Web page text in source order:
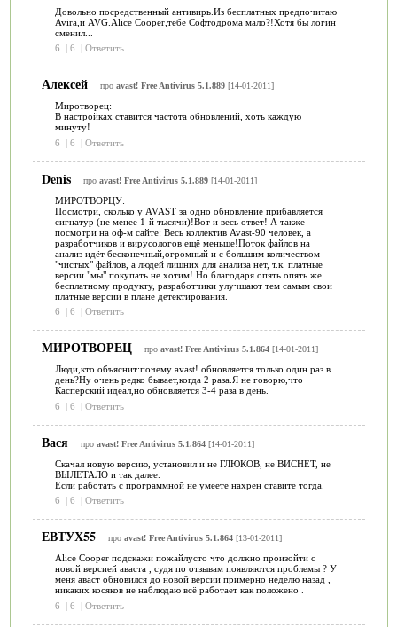
Довольно посредственный антивирь.Из бесплатных предпочитаю
Avira,и AVG.Alice Cooper,тебе Софтодрома мало?!Хотя бы логин
сменил...
6
| 6 | Ответить
Алексей про avast! Free Antivirus 5.1.889[14-01-2011]
Миротворец:
В настройках ставится частота обновлений, хоть каждую
минуту!
6
| 6 | Ответить
Denis про avast! Free Antivirus 5.1.889[14-01-2011]
МИРОТВОРЦУ:
Посмотри, сколько у AVAST за одно обновление прибавляется
сигнатур (не менее 1-й тысячи)!Вот и весь ответ! А также
посмотри на оф-м сайте: Весь коллектив Avast-90 человек, а
разработчиков и вирусологов ещё меньше!Поток файлов на
анализ идёт бесконечный,огромный и с большим количеством
"чистых" файлов, а людей лишних для анализа нет, т.к. платные
версии "мы" покупать не хотим! Но благодаря опять опять же
бесплатному продукту, разработчики улучшают тем самым свои
платные версии в плане детектирования.
6
| 6 | Ответить
МИРОТВОРЕЦ про avast! Free Antivirus 5.1.864[14-01-2011]
Люди,кто объяснит:почему avast! обновляется только один раз в
день?Ну очень редко бывает,когда 2 раза.Я не говорю,что
Касперский идеал,но обновляется 3-4 раза в день.
6
| 6 | Ответить
Вася про avast! Free Antivirus 5.1.864[14-01-2011]
Скачал новую версию, установил и не ГЛЮКОВ, не ВИСНЕТ, не
ВЫЛЕТАЛО и так далее.
Если работать с программной не умеете нахрен ставите тогда.
6
| 6 | Ответить
ЕВТУХ55 про avast! Free Antivirus 5.1.864[13-01-2011]
Alice Cooper подскажи пожайлусто что должно произойти с
новой версией аваста , судя по отзывам появляются проблемы ? У
меня аваст обновился до новой версии примерно неделю назад ,
никаких косяков не наблюдаю всё работает как положено .
6
| 6 | Ответить